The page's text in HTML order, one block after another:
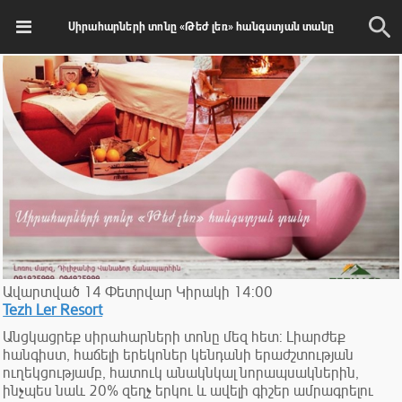
Սիրահարների տոնը «Թեժ լեռ» հանգստյան տանը
Ավարտված 14 Փետրվար Կիրակի 14:00
Tezh Ler Resort
Անցկացրեք սիրահարների տոնը մեզ հետ: Լիարժեք
հանգիստ, հաճելի երեկոներ կենդանի երաժշտության
ուղեկցությամբ, հատուկ անակնկալ նորապսակներին,
ինչպես նաև 20% զեղչ երկու և ավելի գիշեր ամրագրելու